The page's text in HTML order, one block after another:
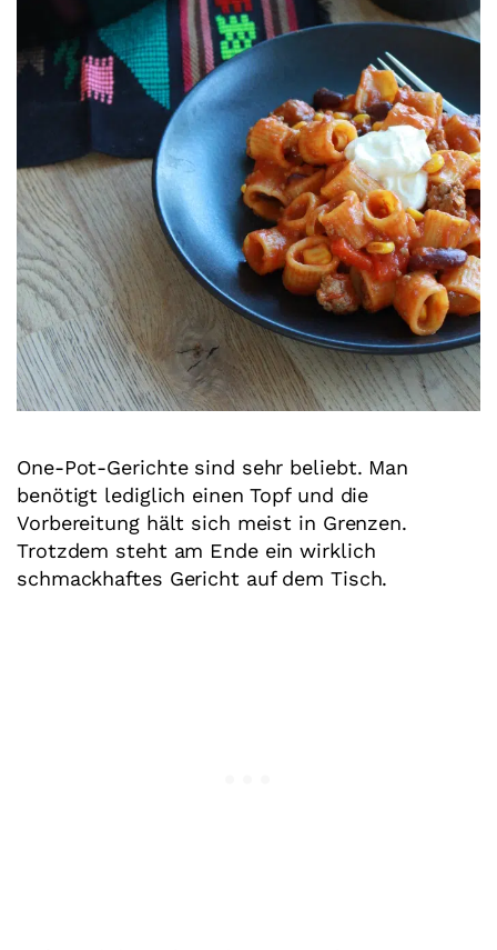
One-Pot-Gerichte sind sehr beliebt. Man
benötigt lediglich einen Topf und die
Vorbereitung hält sich meist in Grenzen.
Trotzdem steht am Ende ein wirklich
schmackhaftes Gericht auf dem Tisch.